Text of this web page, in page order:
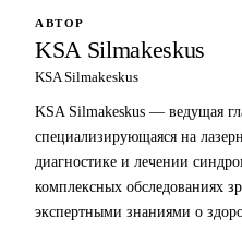
АВТОР
KSA Silmakeskus
KSA Silmakeskus
KSA Silmakeskus — ведущая
специализирующаяся на
диагностике и лечении
комплексных обследованиях
экспертными знаниями о